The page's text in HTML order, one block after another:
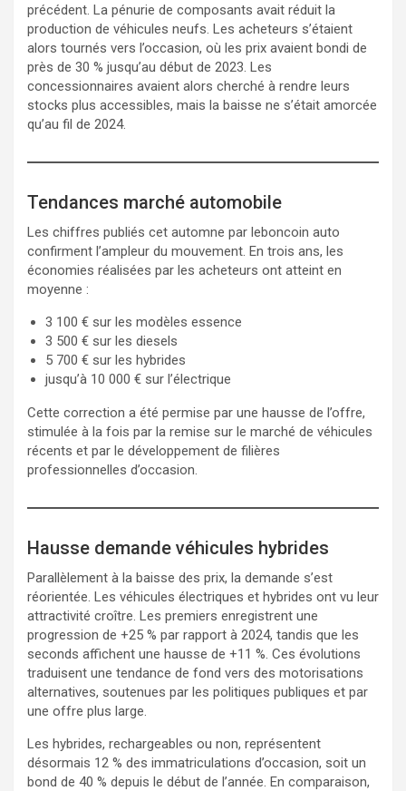
précédent. La pénurie de composants avait réduit la
production de véhicules neufs. Les acheteurs s’étaient
alors tournés vers l’occasion, où les prix avaient bondi de
près de 30 % jusqu’au début de 2023. Les
concessionnaires avaient alors cherché à rendre leurs
stocks plus accessibles, mais la baisse ne s’était amorcée
qu’au fil de 2024.
Tendances marché automobile
Les chiffres publiés cet automne par leboncoin auto
confirment l’ampleur du mouvement. En trois ans, les
économies réalisées par les acheteurs ont atteint en
moyenne :
3 100 € sur les modèles essence
3 500 € sur les diesels
5 700 € sur les hybrides
jusqu’à 10 000 € sur l’électrique
Cette correction a été permise par une hausse de l’offre,
stimulée à la fois par la remise sur le marché de véhicules
récents et par le développement de filières
professionnelles d’occasion.
Hausse demande véhicules hybrides
Parallèlement à la baisse des prix, la demande s’est
réorientée. Les véhicules électriques et hybrides ont vu leur
attractivité croître. Les premiers enregistrent une
progression de +25 % par rapport à 2024, tandis que les
seconds affichent une hausse de +11 %. Ces évolutions
traduisent une tendance de fond vers des motorisations
alternatives, soutenues par les politiques publiques et par
une offre plus large.
Les hybrides, rechargeables ou non, représentent
désormais 12 % des immatriculations d’occasion, soit un
bond de 40 % depuis le début de l’année. En comparaison,